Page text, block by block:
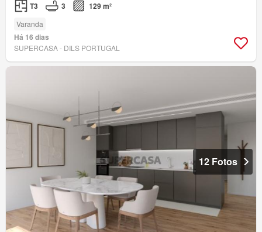
T3 3 129 m²
Varanda
Há 16 dias
SUPERCASA - DILS PORTUGAL
12 Fotos